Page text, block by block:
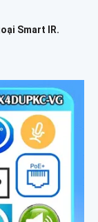
Smart IR.